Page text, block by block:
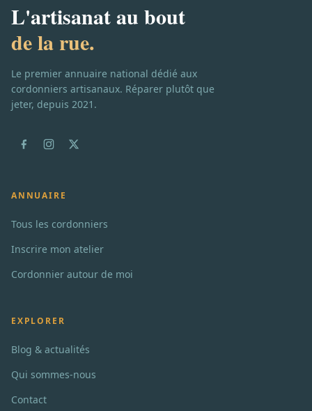
L'artisanat au bout
de la rue.
Le premier annuaire national dédié aux
cordonniers artisanaux. Réparer plutôt que
jeter, depuis 2021.
ANNUAIRE
Tous les cordonniers
Inscrire mon atelier
Cordonnier autour de moi
EXPLORER
Blog & actualités
Qui sommes-nous
Contact